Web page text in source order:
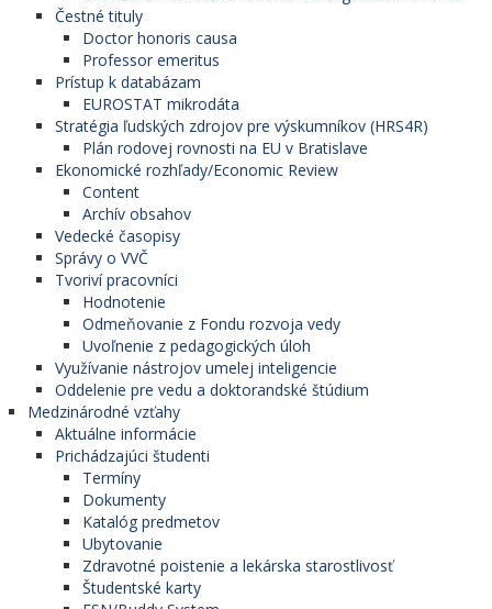
Čestné tituly
Doctor honoris causa
Professor emeritus
Prístup k databázam
EUROSTAT mikrodáta
Stratégia ľudských zdrojov pre výskumníkov (HRS4R)
Plán rodovej rovnosti na EU v Bratislave
Ekonomické rozhľady/Economic Review
Content
Archív obsahov
Vedecké časopisy
Správy o VVČ
Tvoriví pracovníci
Hodnotenie
Odmeňovanie z Fondu rozvoja vedy
Uvoľnenie z pedagogických úloh
Využívanie nástrojov umelej inteligencie
Oddelenie pre vedu a doktorandské štúdium
Medzinárodné vzťahy
Aktuálne informácie
Prichádzajúci študenti
Termíny
Dokumenty
Katalóg predmetov
Ubytovanie
Zdravotné poistenie a lekárska starostlivosť
Študentské karty